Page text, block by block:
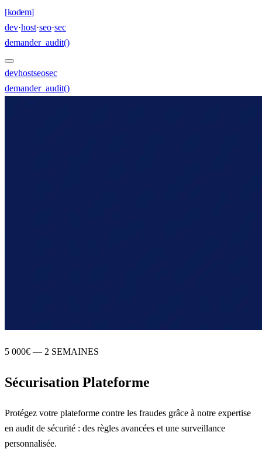
[kodem]
dev·host·seo·sec
demander_audit()
devhostseosec
demander_audit()
5 000€ — 2 SEMAINES
Sécurisation Plateforme
Protégez votre plateforme contre les fraudes grâce à notre expertise
en audit de sécurité : des règles avancées et une surveillance
personnalisée.